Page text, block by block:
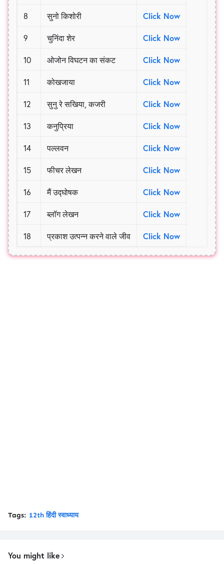
8 सुनो किशोरी Click Now
9 चुनिंदा शेर Click Now
10 ओजोन विघटन का संकट Click Now
11 कोखजाया Click Now
12 सुनु रे सखिया, कजरी Click Now
13 कनुप्रिया Click Now
14 पल्लवन Click Now
15 फीचर लेखन Click Now
16 मैं उद्घोषक Click Now
17 ब्लॉग लेखन Click Now
18 प्रकाश उत्पन्न करने वाले जीव Click Now
Tags: 12th हिंदी स्वाध्याय
You might like